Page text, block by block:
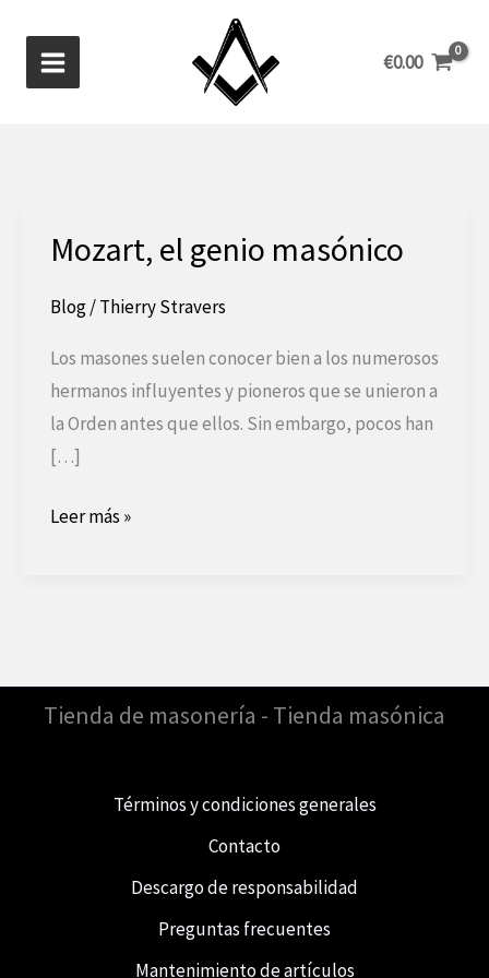
contenido
€0.00
Mozart, el genio masónico
Blog/Thierry Stravers
Los masones suelen conocer bien a los numerosos
hermanos influyentes y pioneros que se unieron a
la Orden antes que ellos. Sin embargo, pocos han
[…]
Mozart,
Leer más »
Tienda de masonería - Tienda masónica
Términos y condiciones generales
Contacto
Descargo de responsabilidad
Preguntas frecuentes
Mantenimiento de artículos